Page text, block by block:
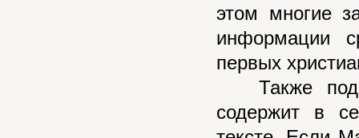
этом многие
информации
первых
Также
содержит в